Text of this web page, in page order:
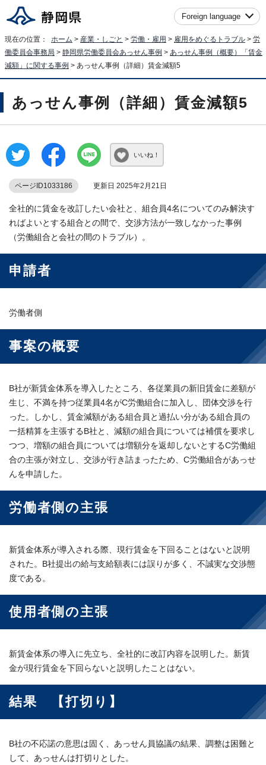
Foreign language
現在の位置： ホーム > 産業・しごと > 労働・雇用 > 雇用をめぐるトラブル > 労
働委員会事務局 > 静岡県労働委員会あっせん事例 > あっせん事例（概要）「賃金
減額」に関する事例 > あっせん事例（詳細）賃金減額5
あっせん事例（詳細）賃金減額5
いいね！
ページID1033186 更新日 2025年2月21日
全社的に賃金を改訂したい会社と、組合員4名についてのみ解決す
ればよいとする組合との間で、交渉方法が一致しなかった事例
（労働組合と会社の間のトラブル）。
申請者
労働者側
事案の概要
B社が新賃金体系を導入したところ、各従業員の新旧賃金に差額が
生じ、不満を持つ従業員4名がC労働組合に加入し、団体交渉を行
った。しかし、賃金減額がある組合員と過払い分がある組合員の
一括精算を主張するB社と、減額の組合員については補償を要求し
つつ、増額の組合員については増額分を返却しないとするC労働組
合の主張が対立し、交渉が行き詰まったため、C労働組合があっせ
んを申請した。
労働者側の主張
新賃金体系が導入される際、現行賃金を下回ることはないと説明
された。B社提出の給与支給額表には誤りが多く、不誠実な交渉態
度である。
使用者側の主張
新賃金体系の導入に先立ち、全社的に改訂内容を説明した。新賃
金が現行賃金を下回らないと説明したことはない。
結果 【打切り】
B社の不応諾の意思は固く、あっせん員協議の結果、調整は困難と
して、あっせんは打切りとした。